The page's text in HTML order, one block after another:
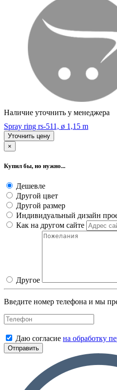
Наличие уточнить у менеджера
Spray ring rs-511, ø 1,15 m
Уточнить цену
×
Купил бы, но нужно...
Дешевле
Другой цвет
Другой размер
Индивидуальный дизайн
Как на другом сайте
Другое
Введите номер телефона и мы
Даю согласие на обработку
Отправить